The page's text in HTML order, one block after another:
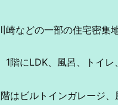
などの一部の住宅密集
階にLDK、風呂、トイ
はビルトインガレージ